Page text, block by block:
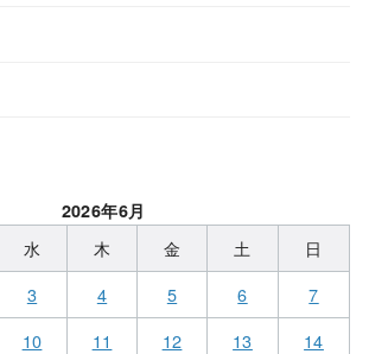
2026年6月
水 木 金 土
日
3 4 5 6
7
10 11 12 13
14